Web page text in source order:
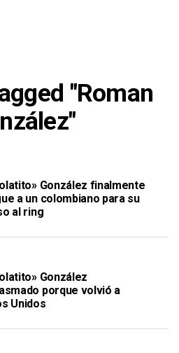
"Roman
González finalmente
a un colombiano para su
al ring
González
porque volvió a
Unidos